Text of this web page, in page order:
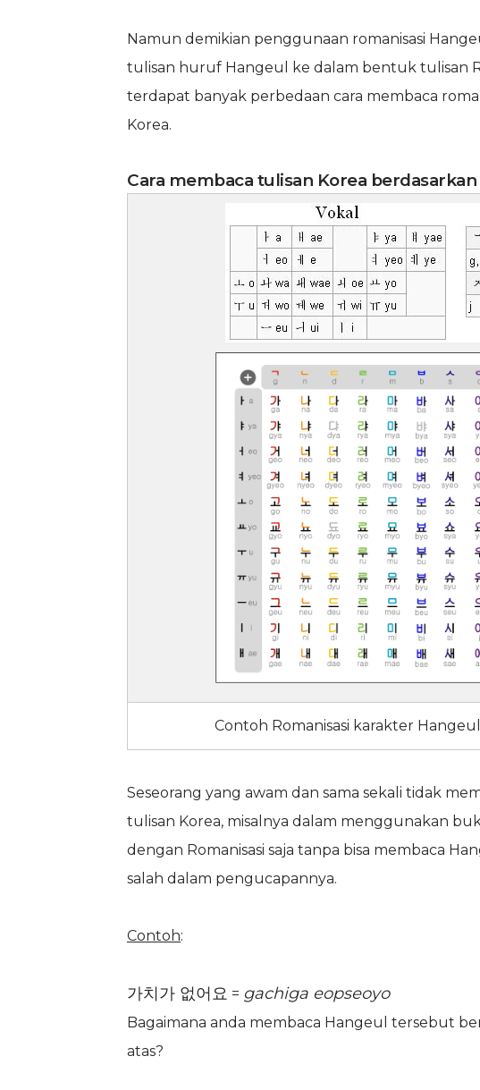
Namun demikian penggunaan romanisasi
tulisan huruf Hangeul ke dalam bentuk tulisan
terdapat banyak perbedaan cara membaca
Korea.
Cara membaca tulisan Korea
Contoh Romanisasi karakter
Seseorang yang awam dan sama sekali tidak
tulisan Korea, misalnya dalam menggunakan
dengan Romanisasi saja tanpa bisa membaca
salah dalam pengucapannya.
Contoh:
가치가 없어요 = gachiga eopseoyo
Bagaimana anda membaca Hangeul tersebut
atas?